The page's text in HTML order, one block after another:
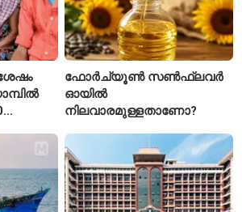
ഫോർച്യൂൺ സൺഫ്ലവർ
ഓയിൽ
നിലവാരമുള്ളതാണോ?